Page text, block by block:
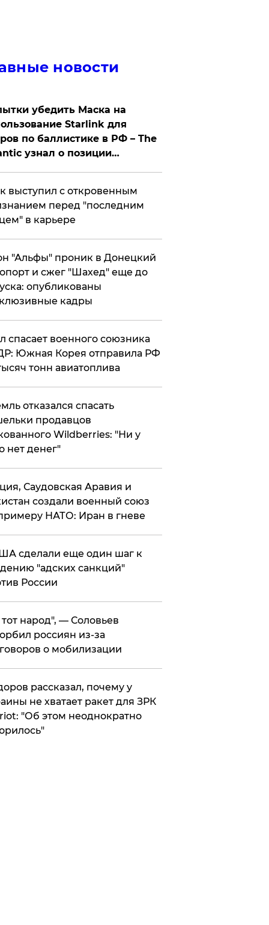
новости
убедить Маска на
Starlink для
по баллистике в РФ – The
узнал о позиции
выступил с откровенным
перед "последним
в карьере
"Альфы" проник в Донецкий
и сжег "Шахед" еще до
опубликованы
кадры
спасает военного союзника
Южная Корея отправила РФ
тонн авиатоплива
отказался спасать
продавцов
Wildberries: "Ни у
нет денег"
Саудовская Аравия и
создали военный союз
НАТО: Иран в гневе
сделали еще один шаг к
"адских санкций"
России
народ", — Соловьев
россиян из-за
о мобилизации
рассказал, почему у
не хватает ракет для ЗРК
"Об этом неоднократно